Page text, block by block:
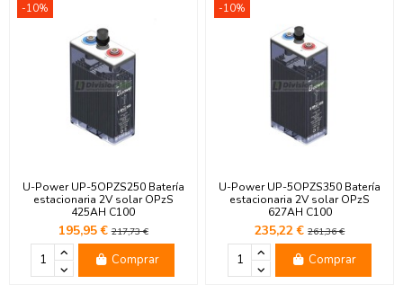
-10%
U-Power UP-5OPZS250 Batería
estacionaria 2V solar OPzS
425AH C100
195,95 €217,73 €
Comprar
-10%
U-Power UP-5OPZS350 Batería
estacionaria 2V solar OPzS
627AH C100
235,22 €261,36 €
Comprar